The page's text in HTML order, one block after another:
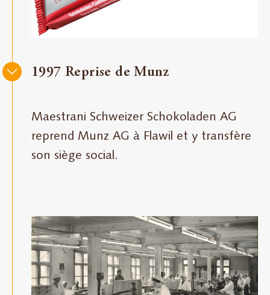
1997 Reprise de Munz
Maestrani Schweizer Schokoladen AG
reprend Munz AG à Flawil et y transfère
son siège social.